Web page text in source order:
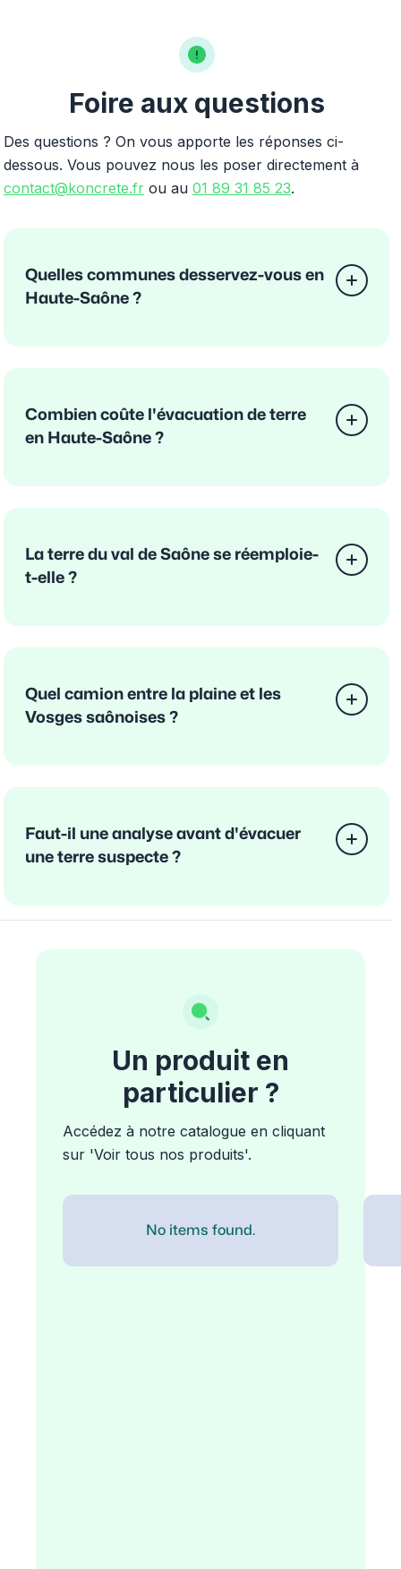
Foire aux questions
Des questions ? On vous apporte les réponses ci-
dessous. Vous pouvez nous les poser directement à
contact@koncrete.fr ou au 01 89 31 85 23.
Quelles communes desservez-vous en
Haute-Saône ?
Combien coûte l'évacuation de terre
en Haute-Saône ?
La terre du val de Saône se réemploie-
t-elle ?
Quel camion entre la plaine et les
Vosges saônoises ?
Faut-il une analyse avant d'évacuer
une terre suspecte ?
Un produit en
particulier ?
Accédez à notre catalogue en cliquant
sur 'Voir tous nos produits'.
No items found.